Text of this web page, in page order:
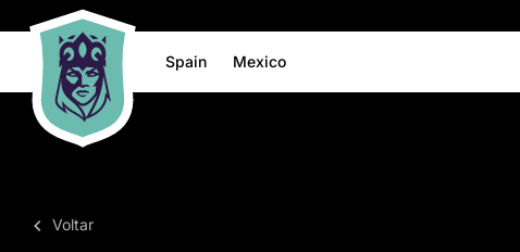
Spain Mexico
Voltar